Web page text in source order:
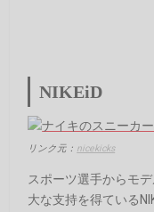
NIKEiD
リンク元： nicekicks
スポーツ選手からモ
大な支持を得ている